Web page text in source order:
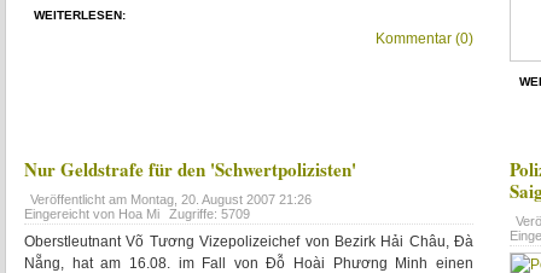
WEITERLESEN:
Kommentar (0)
Nur Geldstrafe für den 'Schwertpolizisten'
Veröffentlicht am Montag, 20. August 2007 21:26
Eingereicht von Hoa Mi
Zugriffe: 5709
Oberstleutnant Võ Tương Vizepolizeichef von Bezirk Hải Châu, Đà
Nẵng, hat am 16.08. im Fall von Đỗ Hoài Phương Minh einen